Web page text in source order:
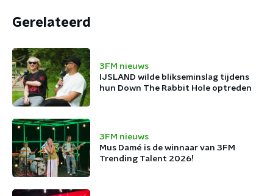
Gerelateerd
3FM nieuws
IJSLAND wilde blikseminslag tijdens
hun Down The Rabbit Hole optreden
3FM nieuws
Mus Damé is de winnaar van 3FM
Trending Talent 2026!